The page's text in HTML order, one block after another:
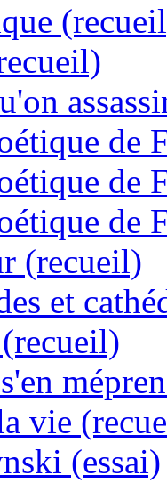
de
de
de
(recueil)
et
vie
(essai)